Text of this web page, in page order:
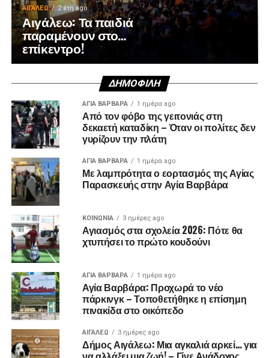
ΑΙΓΑΛΕΩ 2 έτη ago
Αιγάλεω: Τα παιδιά
παραμένουν στο…
επίκεντρο!
ΔΗΜΟΦΙΛΉ
ΑΓΙΑ ΒΑΡΒΑΡΑ 1 ημέρα ago
Από τον φόβο της γειτονιάς στη
δεκαετή καταδίκη – Όταν οι πολίτες δεν
γυρίζουν την πλάτη
ΑΓΙΑ ΒΑΡΒΑΡΑ 1 ημέρα ago
Με λαμπρότητα ο εορτασμός της Αγίας
Παρασκευής στην Αγία Βαρβάρα
ΚΟΙΝΩΝΊΑ 3 ημέρες ago
Αγιασμός στα σχολεία 2026: Πότε θα
χτυπήσει το πρώτο κουδούνι
ΑΓΙΑ ΒΑΡΒΑΡΑ 1 ημέρα ago
Αγία Βαρβάρα: Προχωρά το νέο
πάρκινγκ – Τοποθετήθηκε η επίσημη
πινακίδα στο οικόπεδο
ΑΙΓΑΛΕΩ 3 ημέρες ago
Δήμος Αιγάλεω: Μια αγκαλιά αρκεί… για